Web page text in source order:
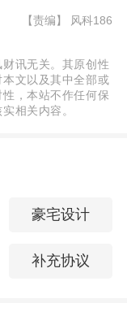
益为155.67
经营溢利为
为8.22亿港
损扩大至10
【责编】 风科186
讯无关。其原创性
文以及其中全部或
，本站不作任何保
相关内容。
豪宅设计
补充协议